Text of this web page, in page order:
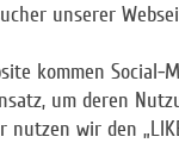
unserer
kommen Social-
um deren
wir den